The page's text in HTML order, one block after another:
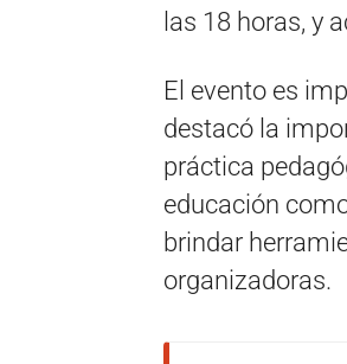
las 18 horas, y
El evento es
destacó la
práctica
educación
brindar
organizadoras.